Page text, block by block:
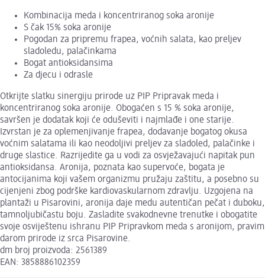
Kombinacija meda i koncentriranog soka aronije
S čak 15% soka aronije
Pogodan za pripremu frapea, voćnih salata, kao preljev
sladoledu, palačinkama
Bogat antioksidansima
Za djecu i odrasle
Otkrijte slatku sinergiju prirode uz PIP Pripravak meda i
koncentriranog soka aronije. Obogaćen s 15 % soka aronije,
savršen je dodatak koji će oduševiti i najmlađe i one starije.
Izvrstan je za oplemenjivanje frapea, dodavanje bogatog okusa
voćnim salatama ili kao neodoljivi preljev za sladoled, palačinke i
druge slastice. Razrijedite ga u vodi za osvježavajući napitak pun
antioksidansa. Aronija, poznata kao supervoće, bogata je
antocijanima koji vašem organizmu pružaju zaštitu, a posebno su
cijenjeni zbog podrške kardiovaskularnom zdravlju. Uzgojena na
plantaži u Pisarovini, aronija daje medu autentičan pečat i duboku,
tamnoljubičastu boju. Zasladite svakodnevne trenutke i obogatite
svoje osviještenu ishranu PIP Pripravkom meda s aronijom, pravim
darom prirode iz srca Pisarovine.
dm broj proizvoda: 2561389
EAN: 3858886102359